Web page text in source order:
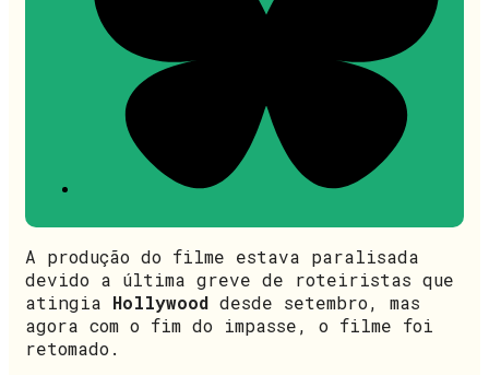
A produção do filme estava paralisada
devido a última greve de roteiristas que
atingia Hollywood desde setembro, mas
agora com o fim do impasse, o filme foi
retomado.